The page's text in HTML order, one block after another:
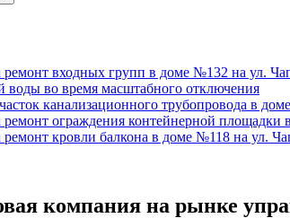
входных групп в доме №132 на ул.
воды во время масштабного отключения
канализационного трубопровода в
ограждения контейнерной площадки
кровли балкона в доме №118 на ул.
компания на рынке